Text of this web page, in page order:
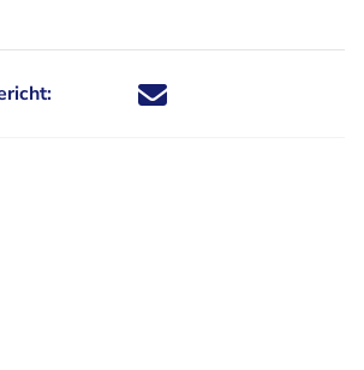
Deel dit nieuwsbericht via X -
Deel dit nieuwsbericht via
Deel dit nieuwsbericht
Deel dit